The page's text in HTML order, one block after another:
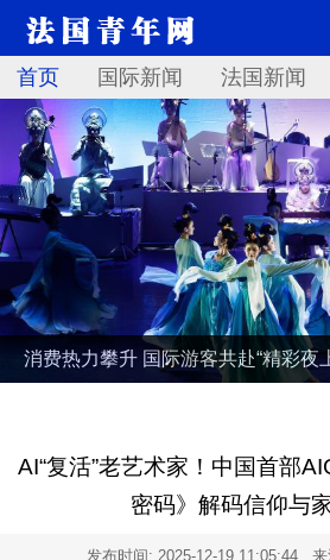
首页 国际新闻 法国新闻
消费热力攀升 国际游客共赴“精彩夜
AI“复活”老艺术家！中国首部
密码》解码信仰与
发布时间: 2025-12-19 11:05:44 来